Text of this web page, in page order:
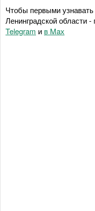
Чтобы первыми
Ленинградской области
Telegram и в Maх